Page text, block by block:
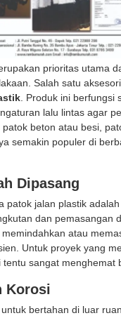
prioritas utama
Salah satu
. Produk ini
lalu lintas agar
beton atau besi,
semakin populer di
Dipasang
patok jalan plastik
dan pemasangan
atau
Untuk proyek yang
sangat menghemat
Korosi
bertahan di luar